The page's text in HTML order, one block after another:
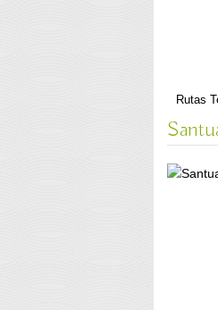
Rutas